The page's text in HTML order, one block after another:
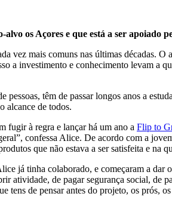
os Açores e que está a ser apoiado
vez mais comuns nas últimas décadas. O
a investimento e conhecimento levam a
têm de passar longos anos a
alcance de todos.
fugir à regra e lançar há um ano a Flip to
confessa Alice. De acordo com a
que não estava a ser satisfeita e na
já tinha colaborado, e começaram a dar
atividade, de pagar segurança social, de
de pensar antes do projeto, os prós,